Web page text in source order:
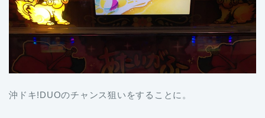
沖ドキ!DUOのチャンス狙いをすることに。